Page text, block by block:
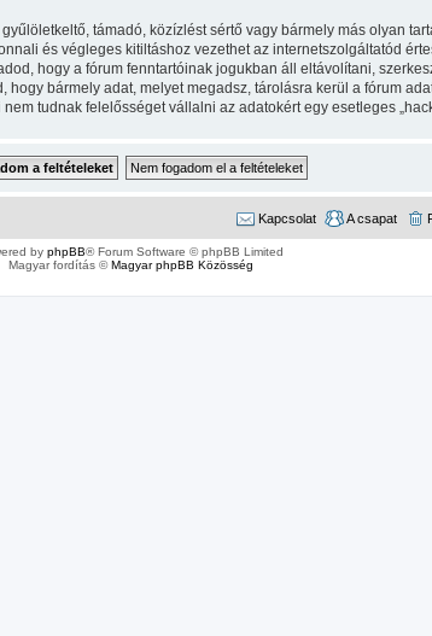
támadó, közízlést sértő vagy bármely más olyan
és végleges kitiltáshoz vezethet az internetszolgáltatód
hogy a fórum fenntartóinak jogukban áll eltávolítani,
bármely adat, melyet megadsz, tárolásra kerül a fórum
tudnak felelősséget vállalni az adatokért egy esetleges
A csapat
Kapcsolat
by phpBB® Forum Software © phpBB Limited
Magyar fordítás ©Magyar phpBB Közösség